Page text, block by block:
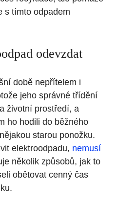
s tímto odpadem
odevzdat
době nepřítelem i
jeho správné třídění
životní prostředí, a
ho hodili do běžného
starou ponožku.
elektroodpadu, nemusí
několik způsobů, jak to
obětovat cenný čas